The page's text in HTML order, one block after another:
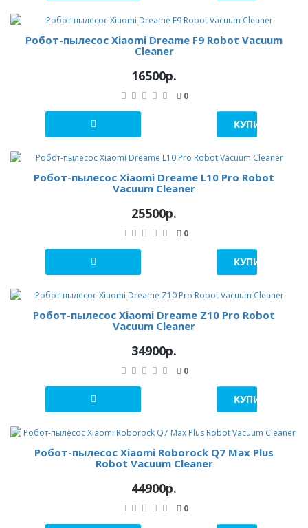
Робот-пылесос Xiaomi Dreame F9 Robot Vacuum
Cleaner
16500р.
0
КУПИТЬ В 1
Робот-пылесос Xiaomi Dreame L10 Pro Robot
Vacuum Cleaner
25500р.
0
КУПИТЬ В 1
Робот-пылесос Xiaomi Dreame Z10 Pro Robot
Vacuum Cleaner
34900р.
0
КУПИТЬ В 1
Робот-пылесос Xiaomi Roborock Q7 Max Plus
Robot Vacuum Cleaner
44900р.
0